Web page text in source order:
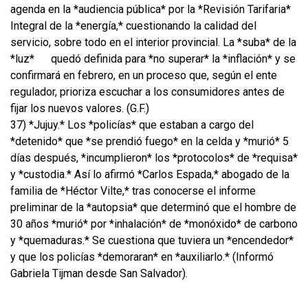
agenda en la *audiencia pública* por la *Revisión Tarifaria*
Integral de la *energía,* cuestionando la calidad del
servicio, sobre todo en el interior provincial. La *suba* de la
*luz*
quedó definida para *no superar* la *inflación* y se
confirmará en febrero, en un proceso que, según el ente
regulador, prioriza escuchar a los consumidores antes de
fijar los nuevos valores. (G.F.)
37) *Jujuy.* Los *policías* que estaban a cargo del
*detenido* que *se prendió fuego* en la celda y *murió* 5
días después, *incumplieron* los *protocolos* de *requisa*
y *custodia.* Así lo afirmó *Carlos Espada,* abogado de la
familia de *Héctor Vilte,* tras conocerse el informe
preliminar de la *autopsia* que determinó que el hombre de
30 años *murió* por *inhalación* de *monóxido* de carbono
y *quemaduras.* Se cuestiona que tuviera un *encendedor*
y que los policías *demoraran* en *auxiliarlo.* (Informó
Gabriela Tijman desde San Salvador).